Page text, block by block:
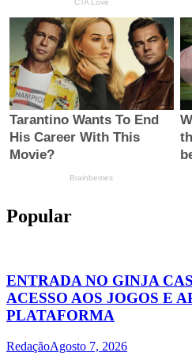
Popular
ENTRADA NO GINJA
ACESSO AOS JOGOS E
PLATAFORMA
RedaçãoAgosto 7, 2026